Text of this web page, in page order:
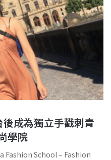
成為獨立手戳刺青
學院
Fashion School – Fashion